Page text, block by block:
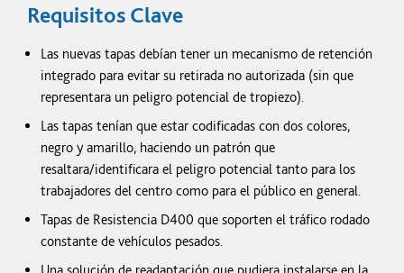
Requisitos Clave
Las nuevas tapas debían tener un mecanismo de retención
integrado para evitar su retirada no autorizada (sin que
representara un peligro potencial de tropiezo).
Las tapas tenían que estar codificadas con dos colores,
negro y amarillo, haciendo un patrón que
resaltara/identificara el peligro potencial tanto para los
trabajadores del centro como para el público en general.
Tapas de Resistencia D400 que soporten el tráfico rodado
constante de vehículos pesados.